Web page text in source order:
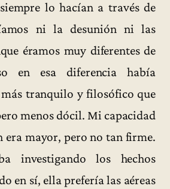
lo hacían a través de
ni la desunión ni las
éramos muy diferentes de
en esa diferencia había
tranquilo y filosófico que
menos dócil. Mi capacidad
era mayor, pero no tan firme.
investigando los hechos
en sí, ella prefería las aéreas